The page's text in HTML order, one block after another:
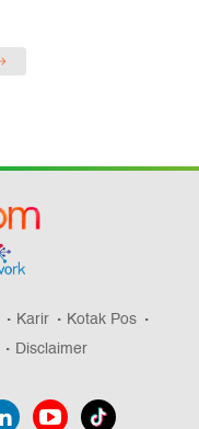
Karir
Kotak Pos
Disclaimer